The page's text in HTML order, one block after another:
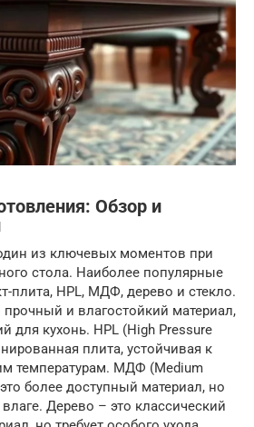
Обзор и
из ключевых моментов при
стола. Наиболее популярные
плита, HPL, МДФ, дерево и стекло.
и влагостойкий материал,
для кухонь. HPL (High Pressure
плита, устойчивая к
температурам. МДФ (Medium
более доступный материал, но
Дерево – это классический